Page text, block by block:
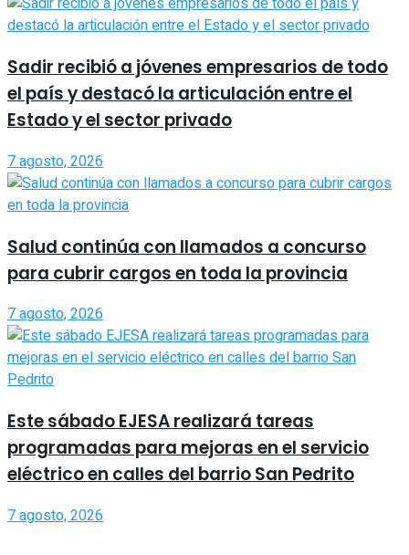
Sadir recibió a jóvenes empresarios de todo
el país y destacó la articulación entre el
Estado y el sector privado
7 agosto, 2026
Salud continúa con llamados a concurso
para cubrir cargos en toda la provincia
7 agosto, 2026
Este sábado EJESA realizará tareas
programadas para mejoras en el servicio
eléctrico en calles del barrio San Pedrito
7 agosto, 2026